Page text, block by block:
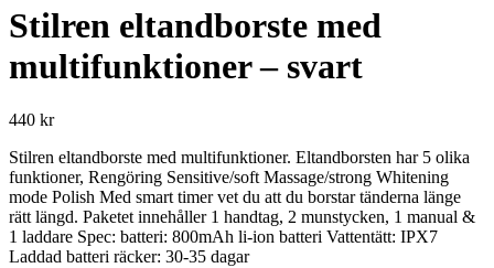
Stilren eltandborste med
multifunktioner – svart
440 kr
Stilren eltandborste med multifunktioner. Eltandborsten har 5 olika
funktioner, Rengöring Sensitive/soft Massage/strong Whitening
mode Polish Med smart timer vet du att du borstar tänderna länge
rätt längd. Paketet innehåller 1 handtag, 2 munstycken, 1 manual &
1 laddare Spec: batteri: 800mAh li-ion batteri Vattentätt: IPX7
Laddad batteri räcker: 30-35 dagar